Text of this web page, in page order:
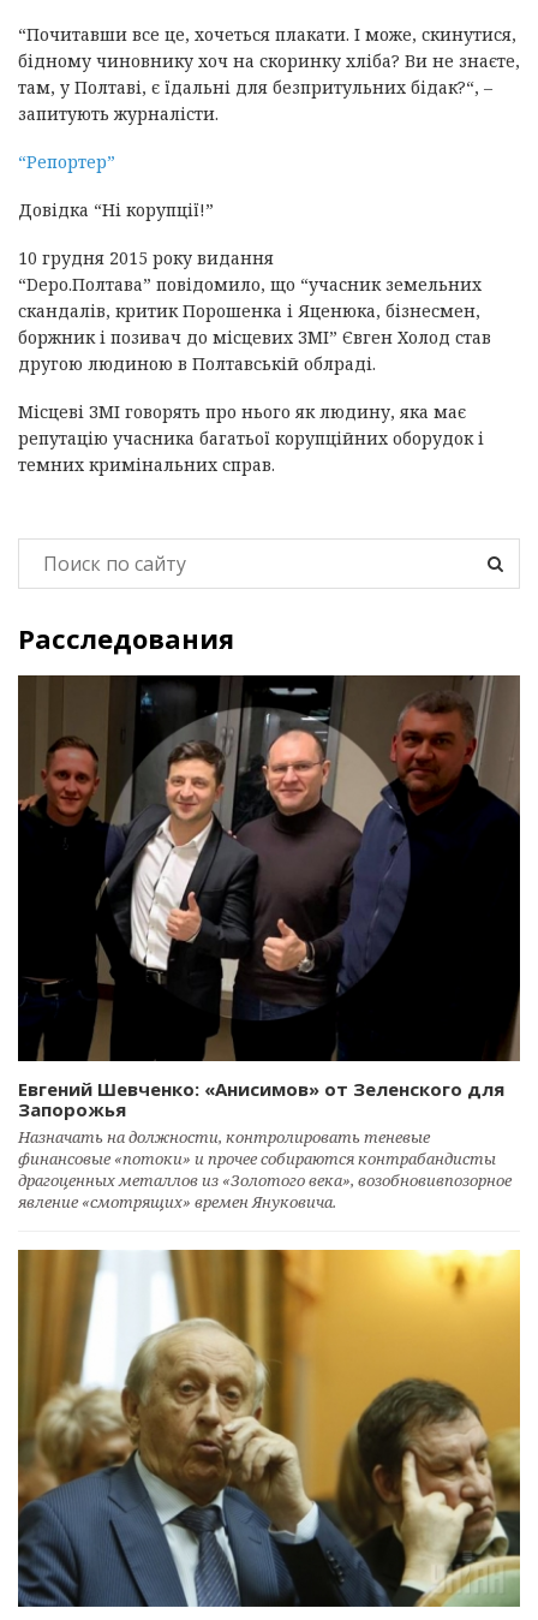
“Почитавши все це, хочеться плакати. І може, скинутися,
бідному чиновнику хоч на скоринку хліба? Ви не знаєте,
там, у Полтаві, є їдальні для безпритульних бідак?“, –
запитують журналісти.
“Репортер”
Довідка “Ні корупції!”
10 грудня 2015 року видання
“Depo.Полтава” повідомило, що “учасник земельних
скандалів, критик Порошенка і Яценюка, бізнесмен,
боржник і позивач до місцевих ЗМІ” Євген Холод став
другою людиною в Полтавській облраді.
Місцеві ЗМІ говорять про нього як людину, яка має
репутацію учасника багатьої корупційних оборудок і
темних кримінальних справ.
Расследования
Евгений Шевченко: «Анисимов» от Зеленского для
Запорожья
Назначать на должности, контролировать теневые
финансовые «потоки» и прочее собираются контрабандисты
драгоценных металлов из «Золотого века», возобновивпозорное
явление «смотрящих» времен Януковича.